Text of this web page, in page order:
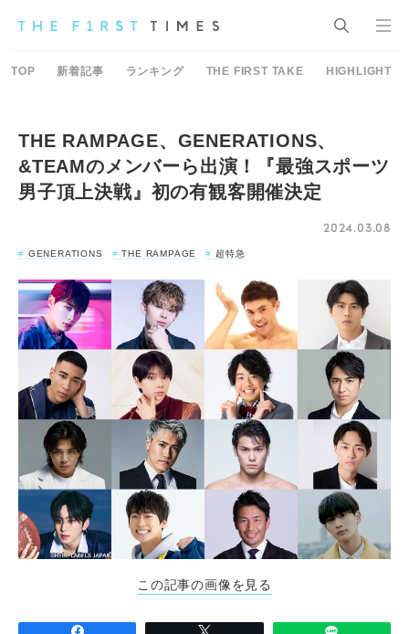
TOP 新着記事 ランキング THE FIRST TAKE HIGHLIGHT
THE RAMPAGE、GENERATIONS、
&TEAMのメンバーら出演！『最強スポーツ
男子頂上決戦』初の有観客開催決定
2024.03.08
GENERATIONS THE RAMPAGE 超特急
この記事の画像を見る